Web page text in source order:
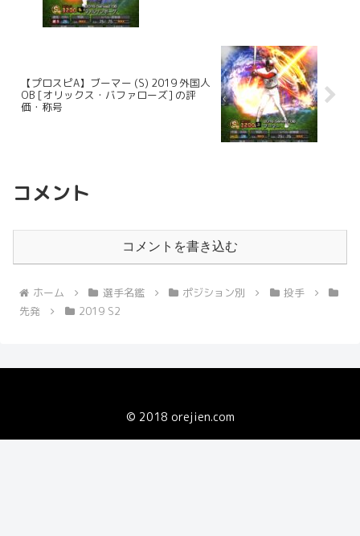
【プロスピA】ブーマー (S) 2019 外国人
OB [オリックス・バファローズ] の評
価・称号
コメント
コメントを書き込む
ホーム 選手名鑑 ポジション別
投手
先発
2019 S2
© 2018 orejien.com